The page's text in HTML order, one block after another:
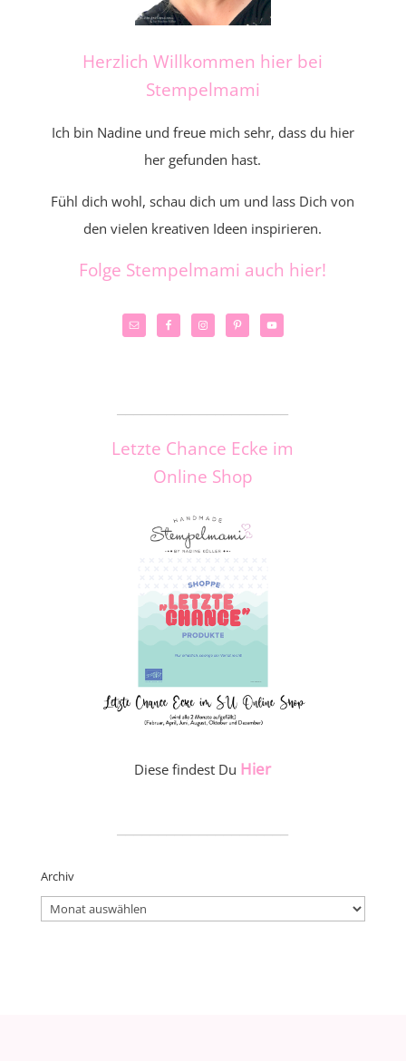
Herzlich Willkommen hier bei
Stempelmami
Ich bin Nadine und freue mich sehr, dass du hier
her gefunden hast.
Fühl dich wohl, schau dich um und lass Dich von
den vielen kreativen Ideen inspirieren.
Folge Stempelmami auch hier!
Letzte Chance Ecke im
Online Shop
Diese findest Du Hier
Archiv
Archiv